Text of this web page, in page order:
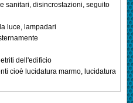
sanitari, disincrostazioni, seguito
luce, lampadari
dell'edificio
cioè lucidatura marmo, lucidatura